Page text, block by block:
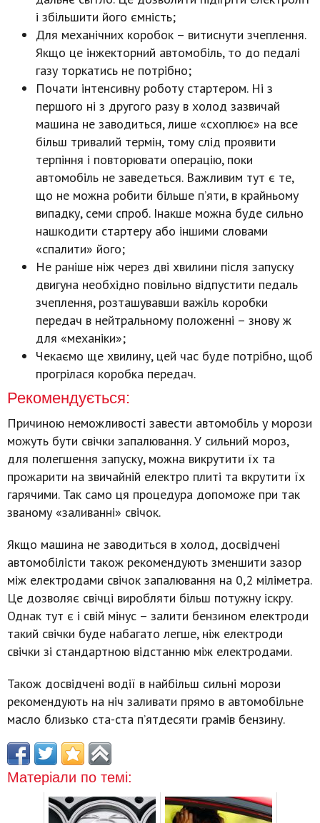
і збільшити його ємність;
Для механічних коробок – витиснути зчеплення.
Якщо це інжекторний автомобіль, то до педалі
газу торкатись не потрібно;
Почати інтенсивну роботу стартером. Ні з
першого ні з другого разу в холод зазвичай
машина не заводиться, лише «схоплює» на все
більш тривалий термін, тому слід проявити
терпіння і повторювати операцію, поки
автомобіль не заведеться. Важливим тут є те,
що не можна робити більше п’яти, в крайньому
випадку, семи спроб. Інакше можна буде сильно
нашкодити стартеру або іншими словами
«спалити» його;
Не раніше ніж через дві хвилини після запуску
двигуна необхідно повільно відпустити педаль
зчеплення, розташувавши важіль коробки
передач в нейтральному положенні – знову ж
для «механіки»;
Чекаємо ще хвилину, цей час буде потрібно, щоб
прогрілася коробка передач.
Рекомендується:
Причиною неможливості завести автомобіль у морози
можуть бути свічки запалювання. У сильний мороз,
для полегшення запуску, можна викрутити їх та
прожарити на звичайній електро плиті та вкрутити їх
гарячими. Так само ця процедура допоможе при так
званому «заливанні» свічок.
Якщо машина не заводиться в холод, досвідчені
автомобілісти також рекомендують зменшити зазор
між електродами свічок запалювання на 0,2 міліметра.
Це дозволяє свічці виробляти більш потужну іскру.
Однак тут є і свій мінус – залити бензином електроди
такий свічки буде набагато легше, ніж електроди
свічки зі стандартною відстанню між електродами.
Також досвідчені водії в найбільш сильні морози
рекомендують на ніч заливати прямо в автомобільне
масло близько ста-ста п’ятдесяти грамів бензину.
Матеріали по темі: